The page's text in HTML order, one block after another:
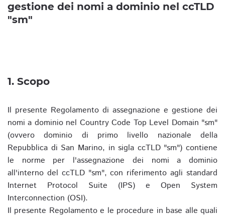
gestione dei nomi a dominio nel ccTLD
"sm"
1. Scopo
Il presente Regolamento di assegnazione e gestione dei
nomi a dominio nel Country Code Top Level Domain "sm"
(ovvero dominio di primo livello nazionale della
Repubblica di San Marino, in sigla ccTLD "sm") contiene
le norme per l'assegnazione dei nomi a dominio
all'interno del ccTLD "sm", con riferimento agli standard
Internet Protocol Suite (IPS) e Open System
Interconnection (OSI).
Il presente Regolamento e le procedure in base alle quali